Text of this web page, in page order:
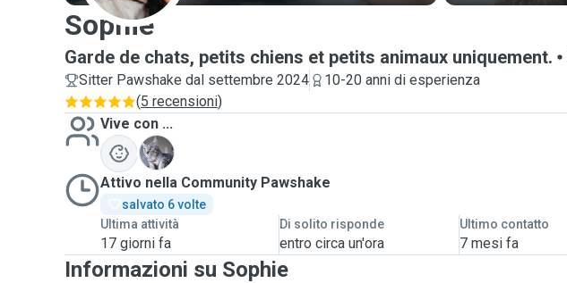
Sophie
Garde de chats, petits chiens et petits animaux uniquement.
Sitter Pawshake dal settembre 2024
10-20 anni di esperienza
(5 recensioni)
Vive con ...
B
Attivo nella Community Pawshake
salvato 6 volte
Ultima attività
17 giorni fa
Di solito risponde
entro circa un'ora
Ultimo contatto
7 mesi fa
Informazioni su Sophie